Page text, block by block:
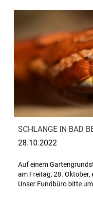
SCHLANGE IN BAD
28.10.2022
Auf einem
am Freitag, 28. Oktober,
Unser Fundbüro bitte